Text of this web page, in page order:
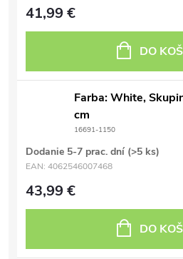
41,99 €
DO
Farba: White,
cm
16691-1150
Dodanie 5-7 prac. dní (>5 ks)
EAN: 4062546007468
43,99 €
DO